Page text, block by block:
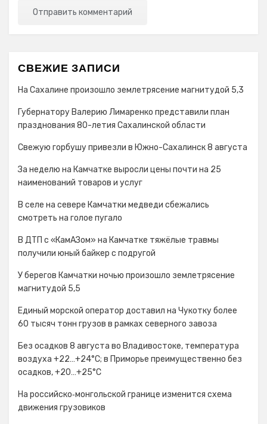
СВЕЖИЕ ЗАПИСИ
На Сахалине произошло землетрясение магнитудой 5,3
Губернатору Валерию Лимаренко представили план
празднования 80-летия Сахалинской области
Свежую горбушу привезли в Южно-Сахалинск 8 августа
За неделю на Камчатке выросли цены почти на 25
наименований товаров и услуг
В селе на севере Камчатки медведи сбежались
смотреть на голое пугало
В ДТП с «КамАЗом» на Камчатке тяжёлые травмы
получили юный байкер с подругой
У берегов Камчатки ночью произошло землетрясение
магнитудой 5,5
Единый морской оператор доставил на Чукотку более
60 тысяч тонн грузов в рамках северного завоза
Без осадков 8 августа во Владивостоке, температура
воздуха +22…+24°С; в Приморье преимущественно без
осадков, +20…+25°C
На российско‑монгольской границе изменится схема
движения грузовиков